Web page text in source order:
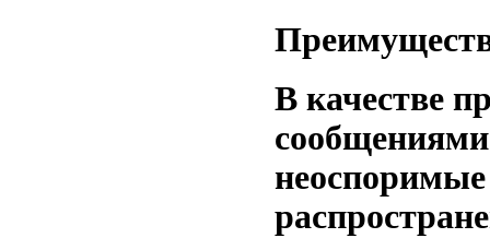
В качестве